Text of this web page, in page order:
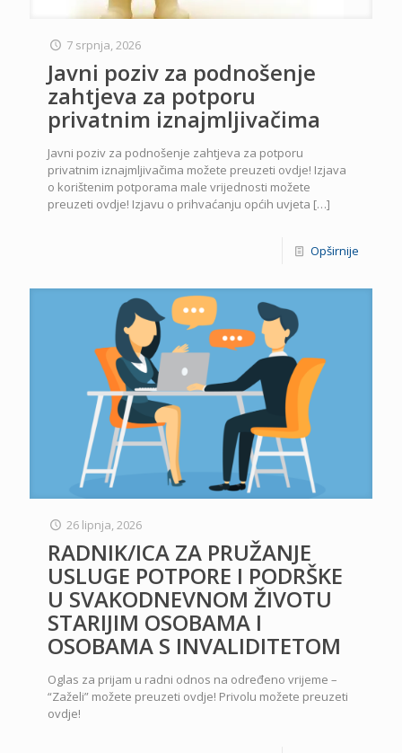
7 srpnja, 2026
Javni poziv za podnošenje
zahtjeva za potporu
privatnim iznajmljivačima
Javni poziv za podnošenje zahtjeva za potporu
privatnim iznajmljivačima možete preuzeti ovdje! Izjava
o korištenim potporama male vrijednosti možete
preuzeti ovdje! Izjavu o prihvaćanju općih uvjeta […]
Opširnije
26 lipnja, 2026
RADNIK/ICA ZA PRUŽANJE
USLUGE POTPORE I PODRŠKE
U SVAKODNEVNOM ŽIVOTU
STARIJIM OSOBAMA I
OSOBAMA S INVALIDITETOM
Oglas za prijam u radni odnos na određeno vrijeme –
“Zaželi” možete preuzeti ovdje! Privolu možete preuzeti
ovdje!